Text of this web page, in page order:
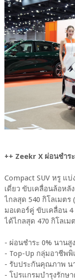
++ Zeekr X ผ่อนชำร
Compact SUV หรู แบ่
เดี่ยว ขับเคลื่อนล้อหลั
ไกลสุด 540 กิโลเมตร
มอเตอร์คู่ ขับเคลื่อน 4
ได้ไกลสุด 470 กิโลเม
- ผ่อนชำระ 0% นานสู
- Top-Up กลุ่มอาชีพพิ
- รับประกันคุณภาพ น
- โปรแกรมบำรุงรักษ